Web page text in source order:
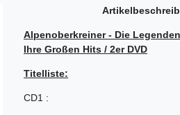
Alpenoberkreiner - Die
Ihre Großen Hits / 2er DVD
Titelliste:
CD1 :